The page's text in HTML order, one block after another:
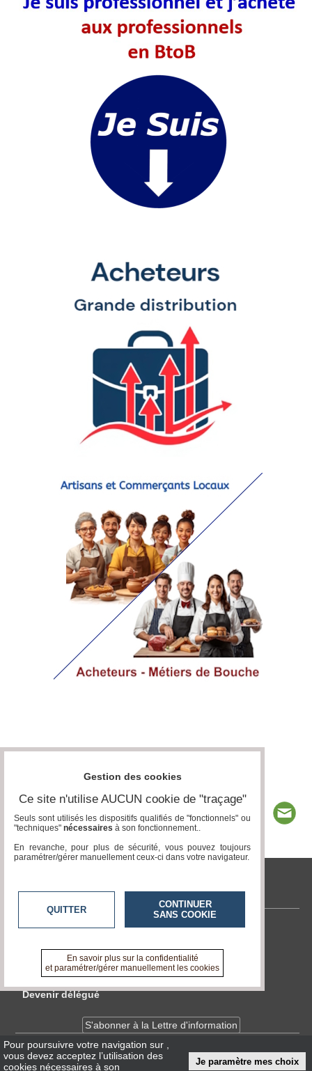
tvlocale.fr
En savoir +
A propos de tvlocale.fr
Devenir délégué
S'abonner à la Lettre d'information
InfosCNIL/RGPD
Pour poursuivre votre navigation sur
vous devez acceptez l’utilisation des
cookies nécessaires à son
Je paramètre mes choix
Gestion des cookies
Ce site n'utilise AUCUN cookie de "traçage"
Seuls sont utilisés les dispositifs qualifiés de "fonctionnels" ou
"techniques" nécessaires à son fonctionnement..
En revanche, pour plus de sécurité, vous pouvez toujours
paramétrer/gérer manuellement ceux-ci dans votre navigateur.
QUITTER
CONTINUER
SANS COOKIE
En savoir plus sur la confidentialité
et paramétrer/gérer manuellement les cookies